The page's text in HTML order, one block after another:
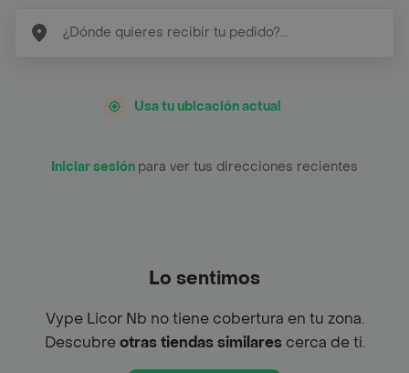
Usa tu ubicación actual
Iniciar sesión para ver tus direcciones recientes
Lo sentimos
Vype Licor Nb no tiene cobertura en tu zona.
Descubreotras tiendas similarescerca de ti.